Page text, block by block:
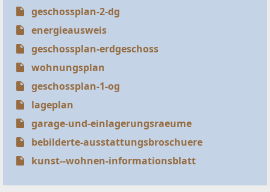
geschossplan-2-dg
energieausweis
geschossplan-erdgeschoss
wohnungsplan
geschossplan-1-og
lageplan
garage-und-einlagerungsraeume
bebilderte-ausstattungsbroschuere
kunst--wohnen-informationsblatt